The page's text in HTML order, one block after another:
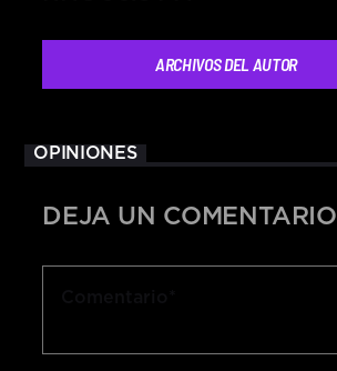
ARCHIVOS DEL AUTOR
OPINIONES
DEJA UN COMENTARIO